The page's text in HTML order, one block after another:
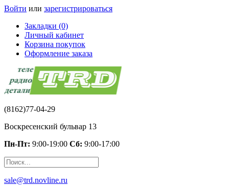
Войти или зарегистрироваться
Закладки (0)
Личный кабинет
Корзина покупок
Оформление заказа
(8162)77-04-29
Воскресенский бульвар 13
Пн-Пт: 9:00-19:00 Сб: 9:00-17:00
sale@trd.novline.ru